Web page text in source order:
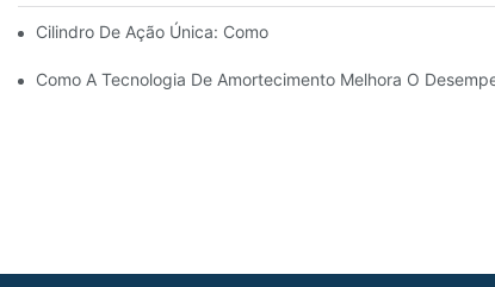
Cilindro De Ação Única: Como Funciona & Aplicações
Como A Tecnologia De Amortecimento Melhora O